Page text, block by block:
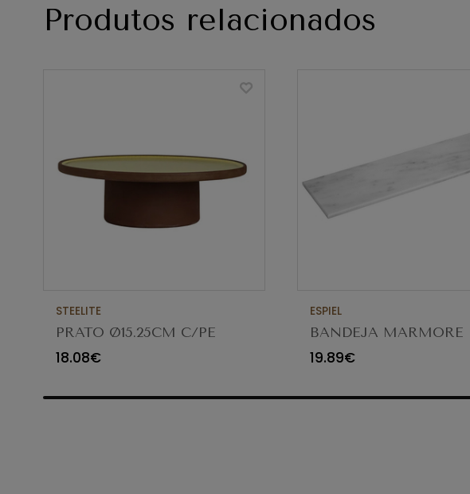
Produtos relacionados
STEELITE
PRATO Ø15.25CM C/PE
SPICE SAFFRON 6214RT003
18.08€
ESPIEL
BANDEJA MARMORE
BRANCA GN2/4 FAV265
19.89€